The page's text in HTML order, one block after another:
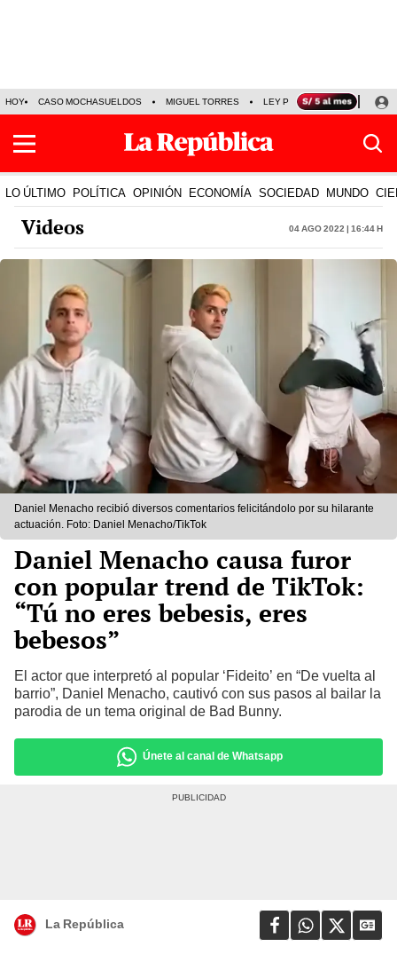
HOY CASO MOCHASUELDOS MIGUEL TORRES LEY PULPÍN PRECIO DEL
LO ÚLTIMO POLÍTICA OPINIÓN ECONOMÍA SOCIEDAD MUNDO
Videos 04 Ago 2022 | 16:44 h
Daniel Menacho recibió diversos comentarios felicitándolo por su hilarante
actuación. Foto: Daniel Menacho/TikTok
Daniel Menacho causa furor
con popular trend de TikTok:
“Tú no eres bebesis, eres
bebesos”
El actor que interpretó al popular ‘Fideito’ en “De vuelta al
barrio”, Daniel Menacho, cautivó con sus pasos al bailar la
parodia de un tema original de Bad Bunny.
Únete al canal de Whatsapp
La República